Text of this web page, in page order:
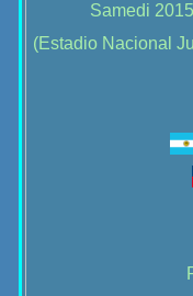
Samedi
(Estadio Nacional